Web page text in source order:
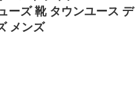
ーズ 靴 タウンユース デ
メンズ